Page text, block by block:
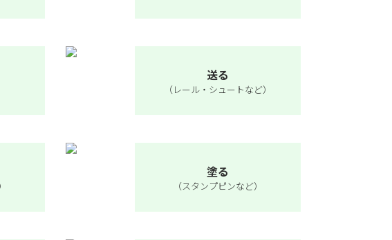
送る
（レール・シュートなど）
塗る
（スタンプピンなど）